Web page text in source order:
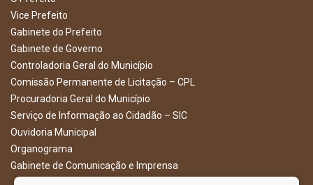
Vice Prefeito
Gabinete do Prefeito
Gabinete de Governo
Controladoria Geral do Município
Comissão Permanente de Licitação – CPL
Procuradoria Geral do Município
Serviço de Informação ao Cidadão – SIC
Ouvidoria Municipal
Organograma
Gabinete de Comunicação e Imprensa